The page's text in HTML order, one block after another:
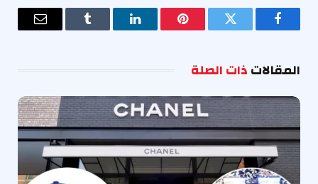
فيسبوك تويتر بينتيريستلينكدإن Tumblr
البريد
المقالاتذات الصلة